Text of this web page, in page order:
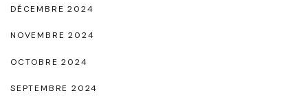
n
t
e
DÉCEMBRE 2024
NOVEMBRE 2024
OCTOBRE 2024
SEPTEMBRE 2024